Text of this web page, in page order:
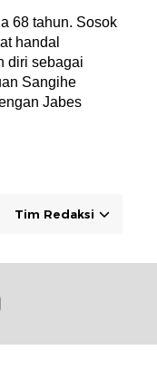
68 tahun. Sosok
handal
diri sebagai
Sangihe
Jabes
Tim Redaksi